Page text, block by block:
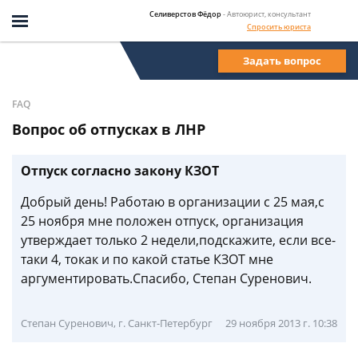
Селиверстов Фёдор- Автоюрист, консультант
Спросить юриста
Задать вопрос
FAQ
Вопрос об отпусках в ЛНР
Отпуск согласно закону КЗОТ
Добрый день! Работаю в организации с 25 мая,с
25 ноября мне положен отпуск, организация
утверждает только 2 недели,подскажите, если все-
таки 4, токак и по какой статье КЗОТ мне
аргументировать.Спасибо, Степан Суренович.
Степан Суренович, г. Санкт-Петербург 29 ноября 2013 г. 10:38